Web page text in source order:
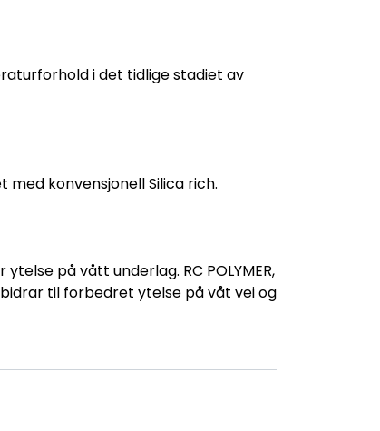
i det tidlige stadiet av
konvensjonell Silica rich.
på vått underlag. RC POLYMER,
til forbedret ytelse på våt vei og